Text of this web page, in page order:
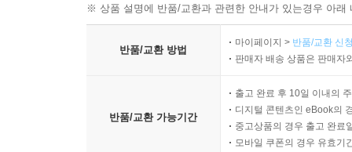
※ 상품 설명에 반품/교환과 관련한 안내가 있는경우 아
반품/교환 방법
마이페이지 > 반품/교환 신
판매자 배송 상품은 판매자
반품/교환 가능기간
출고 완료 후 10일 이내의
디지털 콘텐츠인 eBook의
중고상품의 경우 출고 완료
모바일 쿠폰의 경우 유효기